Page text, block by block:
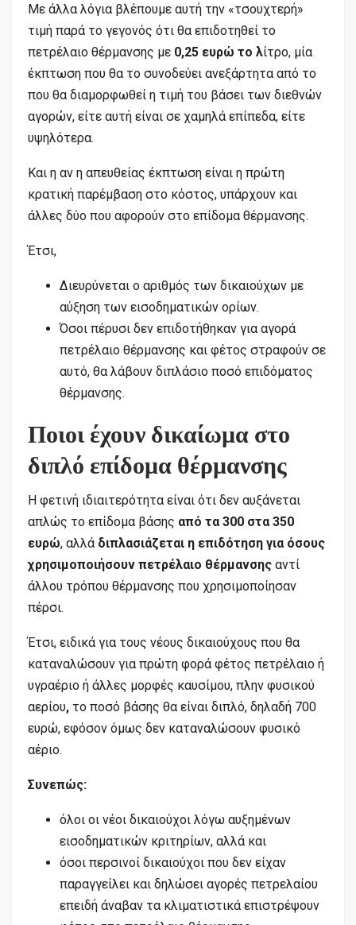
Με άλλα λόγια βλέπουμε αυτή την «τσουχτερή»
τιμή παρά το γεγονός ότι θα επιδοτηθεί το
πετρέλαιο θέρμανσης με 0,25 ευρώ το λίτρο, μία
έκπτωση που θα το συνοδεύει ανεξάρτητα από το
που θα διαμορφωθεί η τιμή του βάσει των διεθνών
αγορών, είτε αυτή είναι σε χαμηλά επίπεδα, είτε
υψηλότερα.
Και η αν η απευθείας έκπτωση είναι η πρώτη
κρατική παρέμβαση στο κόστος, υπάρχουν και
άλλες δύο που αφορούν στο επίδομα θέρμανσης.
Έτσι,
Διευρύνεται ο αριθμός των δικαιούχων με
αύξηση των εισοδηματικών ορίων.
Όσοι πέρυσι δεν επιδοτήθηκαν για αγορά
πετρέλαιο θέρμανσης και φέτος στραφούν σε
αυτό, θα λάβουν διπλάσιο ποσό επιδόματος
θέρμανσης.
Ποιοι έχουν δικαίωμα στο
διπλό επίδομα θέρμανσης
Η φετινή ιδιαιτερότητα είναι ότι δεν αυξάνεται
απλώς το επίδομα βάσης από τα 300 στα 350
ευρώ, αλλά διπλασιάζεται η επιδότηση για όσους
χρησιμοποιήσουν πετρέλαιο θέρμανσης αντί
άλλου τρόπου θέρμανσης που χρησιμοποίησαν
πέρσι.
Έτσι, ειδικά για τους νέους δικαιούχους που θα
καταναλώσουν για πρώτη φορά φέτος πετρέλαιο ή
υγραέριο ή άλλες μορφές καυσίμου, πλην φυσικού
αερίου, το ποσό βάσης θα είναι διπλό, δηλαδή 700
ευρώ, εφόσον όμως δεν καταναλώσουν φυσικό
αέριο.
Συνεπώς:
όλοι οι νέοι δικαιούχοι λόγω αυξημένων
εισοδηματικών κριτηρίων, αλλά και
όσοι περσινοί δικαιούχοι που δεν είχαν
παραγγείλει και δηλώσει αγορές πετρελαίου
επειδή άναβαν τα κλιματιστικά επιστρέψουν